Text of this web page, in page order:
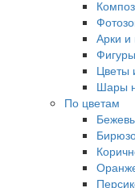
Арки и
Цветы
Шары
По цветам